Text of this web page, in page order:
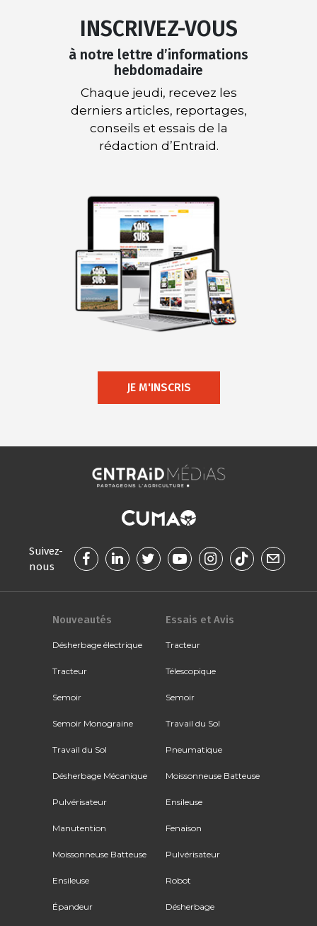
INSCRIVEZ-VOUS
à notre lettre d’informations
hebdomadaire
Chaque jeudi, recevez les
derniers articles, reportages,
conseils et essais de la
rédaction d’Entraid.
JE M'INSCRIS
Suivez-
nous
Nouveautés
Désherbage électrique
Tracteur
Semoir
Semoir Monograine
Travail du Sol
Désherbage Mécanique
Pulvérisateur
Manutention
Moissonneuse Batteuse
Ensileuse
Épandeur
Essais et Avis
Tracteur
Télescopique
Semoir
Travail du Sol
Pneumatique
Moissonneuse Batteuse
Ensileuse
Fenaison
Pulvérisateur
Robot
Désherbage